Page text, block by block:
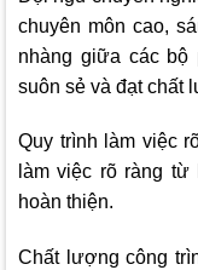
chuyên môn cao,
nhàng giữa các bộ
suôn sẻ và đạt chất
Quy trình làm việc
làm việc rõ ràng từ
hoàn thiện.
Chất lượng công